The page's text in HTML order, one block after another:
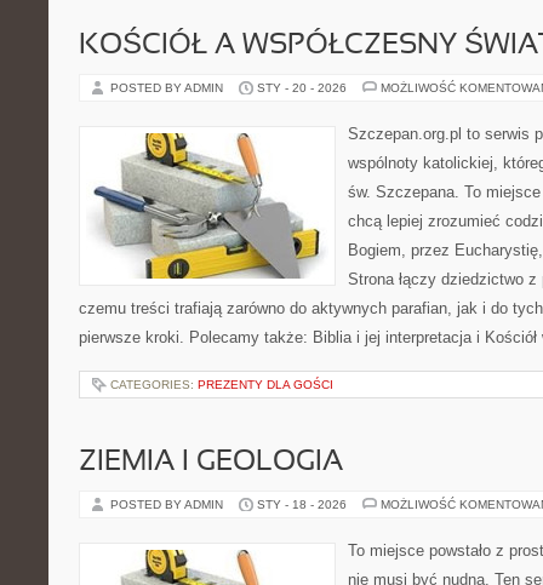
KOŚCIÓŁ A WSPÓŁCZESNY
POSTED BY ADMIN STY - 20 - 2026 MOŻLIWOŚĆ
Szczepan.org.pl to serwis
wspólnoty katolickiej,
św. Szczepana. To
chcą lepiej zrozumieć
Bogiem, przez
Strona łączy dziedzictwo
czemu treści trafiają zarówno do aktywnych parafian, jak i do
pierwsze kroki. Polecamy także: Biblia i jej interpretacja i
CATEGORIES: PREZENTY DLA GOŚCI
ZIEMIA I GEOLOGIA
POSTED BY ADMIN STY - 18 - 2026 MOŻLIWOŚĆ
To miejsce powstało z
nie musi być nudna. Ten